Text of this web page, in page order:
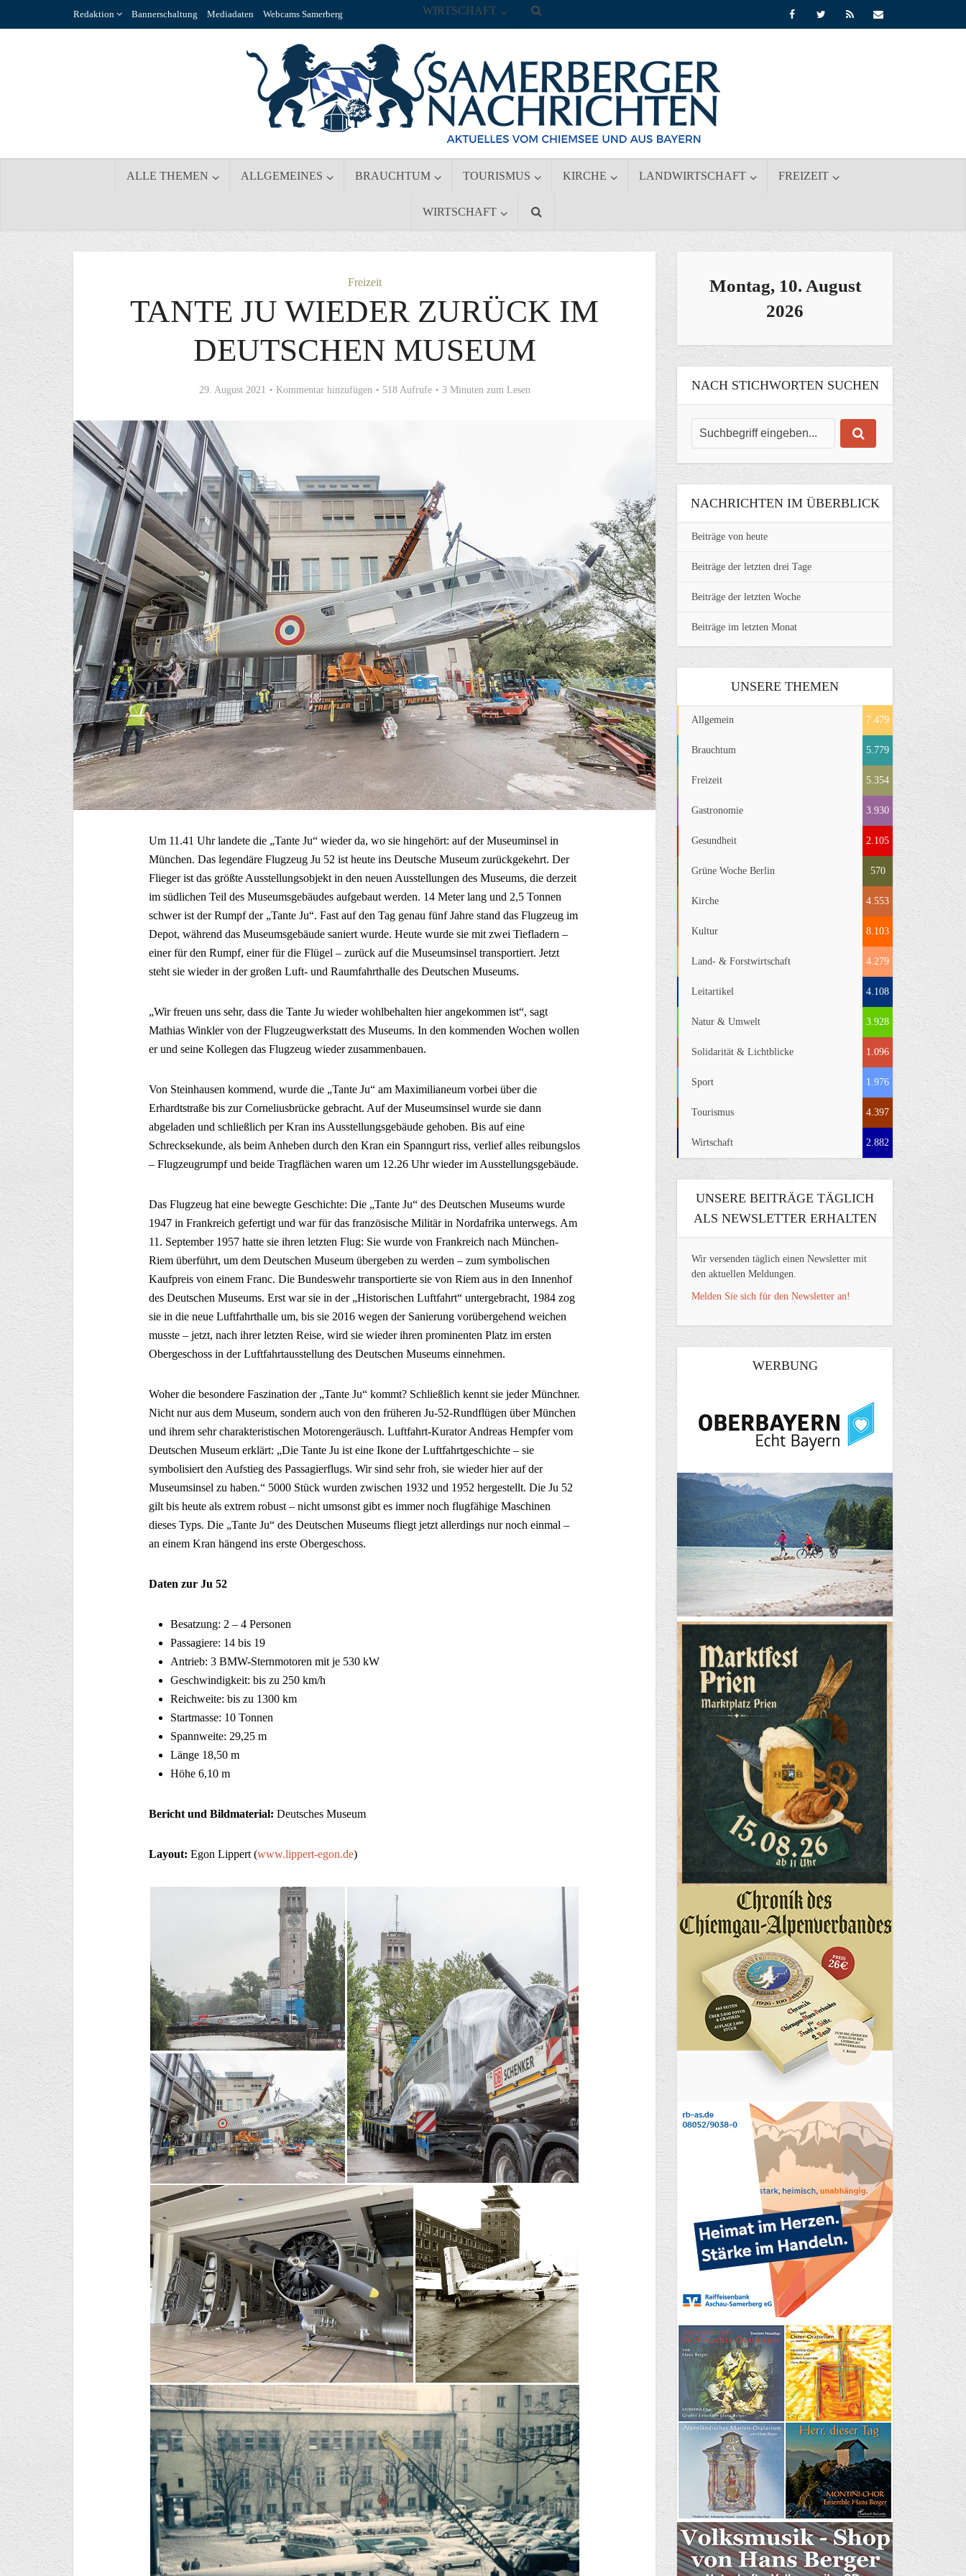
Redaktion Bannerschaltung Mediadaten Webcams Samerberg
ALLE THEMEN ALLGEMEINES BRAUCHTUM TOURISMUS KIRCHE LANDWIRTSCHAFT FREIZEIT
WIRTSCHAFT
WIRTSCHAFT
Freizeit
TANTE JU WIEDER ZURÜCK IM
DEUTSCHEN MUSEUM
29. August 2021 Kommentar hinzufügen 518 Aufrufe 3 Minuten zum Lesen
Um 11.41 Uhr landete die „Tante Ju“ wieder da, wo sie hingehört: auf der Museuminsel in
München. Das legendäre Flugzeug Ju 52 ist heute ins Deutsche Museum zurückgekehrt. Der
Flieger ist das größte Ausstellungsobjekt in den neuen Ausstellungen des Museums, die derzeit
im südlichen Teil des Museumsgebäudes aufgebaut werden. 14 Meter lang und 2,5 Tonnen
schwer ist der Rumpf der „Tante Ju“. Fast auf den Tag genau fünf Jahre stand das Flugzeug im
Depot, während das Museumsgebäude saniert wurde. Heute wurde sie mit zwei Tiefladern –
einer für den Rumpf, einer für die Flügel – zurück auf die Museumsinsel transportiert. Jetzt
steht sie wieder in der großen Luft- und Raumfahrthalle des Deutschen Museums.
„Wir freuen uns sehr, dass die Tante Ju wieder wohlbehalten hier angekommen ist“, sagt
Mathias Winkler von der Flugzeugwerkstatt des Museums. In den kommenden Wochen wollen
er und seine Kollegen das Flugzeug wieder zusammenbauen.
Von Steinhausen kommend, wurde die „Tante Ju“ am Maximilianeum vorbei über die
Erhardtstraße bis zur Corneliusbrücke gebracht. Auf der Museumsinsel wurde sie dann
abgeladen und schließlich per Kran ins Ausstellungsgebäude gehoben. Bis auf eine
Schrecksekunde, als beim Anheben durch den Kran ein Spanngurt riss, verlief alles reibungslos
– Flugzeugrumpf und beide Tragflächen waren um 12.26 Uhr wieder im Ausstellungsgebäude.
Das Flugzeug hat eine bewegte Geschichte: Die „Tante Ju“ des Deutschen Museums wurde
1947 in Frankreich gefertigt und war für das französische Militär in Nordafrika unterwegs. Am
11. September 1957 hatte sie ihren letzten Flug: Sie wurde von Frankreich nach München-
Riem überführt, um dem Deutschen Museum übergeben zu werden – zum symbolischen
Kaufpreis von einem Franc. Die Bundeswehr transportierte sie von Riem aus in den Innenhof
des Deutschen Museums. Erst war sie in der „Historischen Luftfahrt“ untergebracht, 1984 zog
sie in die neue Luftfahrthalle um, bis sie 2016 wegen der Sanierung vorübergehend weichen
musste – jetzt, nach ihrer letzten Reise, wird sie wieder ihren prominenten Platz im ersten
Obergeschoss in der Luftfahrtausstellung des Deutschen Museums einnehmen.
Woher die besondere Faszination der „Tante Ju“ kommt? Schließlich kennt sie jeder Münchner.
Nicht nur aus dem Museum, sondern auch von den früheren Ju-52-Rundflügen über München
und ihrem sehr charakteristischen Motorengeräusch. Luftfahrt-Kurator Andreas Hempfer vom
Deutschen Museum erklärt: „Die Tante Ju ist eine Ikone der Luftfahrtgeschichte – sie
symbolisiert den Aufstieg des Passagierflugs. Wir sind sehr froh, sie wieder hier auf der
Museumsinsel zu haben.“ 5000 Stück wurden zwischen 1932 und 1952 hergestellt. Die Ju 52
gilt bis heute als extrem robust – nicht umsonst gibt es immer noch flugfähige Maschinen
dieses Typs. Die „Tante Ju“ des Deutschen Museums fliegt jetzt allerdings nur noch einmal –
an einem Kran hängend ins erste Obergeschoss.
Daten zur Ju 52
Besatzung: 2 – 4 Personen
Passagiere: 14 bis 19
Antrieb: 3 BMW-Sternmotoren mit je 530 kW
Geschwindigkeit: bis zu 250 km/h
Reichweite: bis zu 1300 km
Startmasse: 10 Tonnen
Spannweite: 29,25 m
Länge 18,50 m
Höhe 6,10 m
Bericht und Bildmaterial: Deutsches Museum
Layout: Egon Lippert (www.lippert-egon.de)
Montag, 10. August
2026
NACH STICHWORTEN SUCHEN
NACHRICHTEN IM ÜBERBLICK
Beiträge von heute
Beiträge der letzten drei Tage
Beiträge der letzten Woche
Beiträge im letzten Monat
UNSERE THEMEN
Allgemein 7.479
Brauchtum 5.779
Freizeit 5.354
Gastronomie 3.930
Gesundheit 2.105
Grüne Woche Berlin 570
Kirche 4.553
Kultur 8.103
Land- & Forstwirtschaft 4.279
Leitartikel 4.108
Natur & Umwelt 3.928
Solidarität & Lichtblicke 1.096
Sport 1.976
Tourismus 4.397
Wirtschaft 2.882
UNSERE BEITRÄGE TÄGLICH
ALS NEWSLETTER ERHALTEN
Wir versenden täglich einen Newsletter mit
den aktuellen Meldungen.
Melden Sie sich für den Newsletter an!
WERBUNG